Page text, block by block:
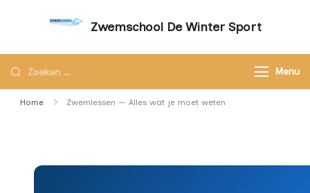
Zwemschool De Winter Sport
aandacht – Zwemschool De Winter Sport
Menu
Home Zwemlessen — Alles wat je moet weten